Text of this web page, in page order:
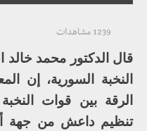
1239 مشاهدات
قال الدكتور محمد
النخبة السورية، إن
الرقة بين قوات
تنظيم داعش من جهة